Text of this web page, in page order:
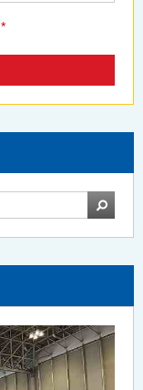
*
検索